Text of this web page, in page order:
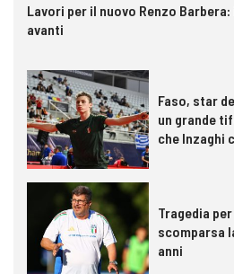
Lavori per il nuovo Renzo
avanti
Faso, star
un grande
che Inzaghi
Tragedia
scomparsa
anni